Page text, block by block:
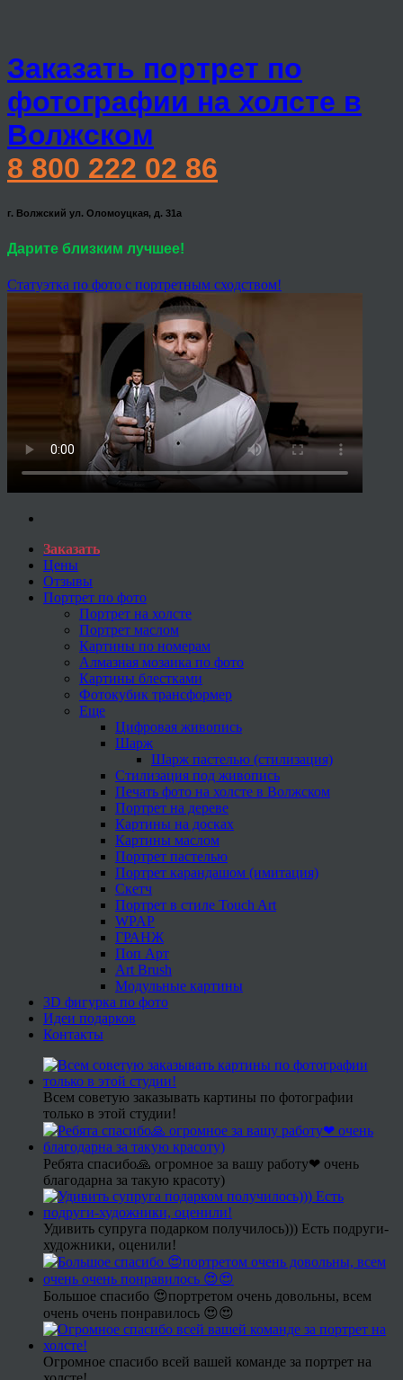
Заказать портрет по
фотографии на холсте в
Волжском
8 800 222 02 86
г. Волжский ул. Оломоуцкая, д. 31а
Дарите близким лучшее!
Статуэтка по фото с портретным сходством!
Заказать
Цены
Отзывы
Портрет по фото
Портрет на холсте
Портрет маслом
Картины по номерам
Алмазная мозаика по фото
Картины блестками
Фотокубик трансформер
Еще
Цифровая живопись
Шарж
Шарж пастелью (стилизация)
Стилизация под живопись
Печать фото на холсте в Волжском
Портрет на дереве
Картины на досках
Картины маслом
Портрет пастелью
Портрет карандашом (имитация)
Скетч
Портрет в стиле Touch Art
WPAP
ГРАНЖ
Поп Арт
Art Brush
Модульные картины
3D фигурка по фото
Идеи подарков
Контакты
Всем советую заказывать картины по фотографии
только в этой студии!
Ребята спасибо🙏 огромное за вашу работу❤ очень
благодарна за такую красоту)
Удивить супруга подарком получилось))) Есть подруги-
художники, оценили!
Большое спасибо 😍портретом очень довольны, всем
очень очень понравилось 😍😍
Огромное спасибо всей вашей команде за портрет на